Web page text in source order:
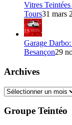
Vitres
Tours31 mars
Garage
Besançon29
Archives
Archives
Groupe Teintéo